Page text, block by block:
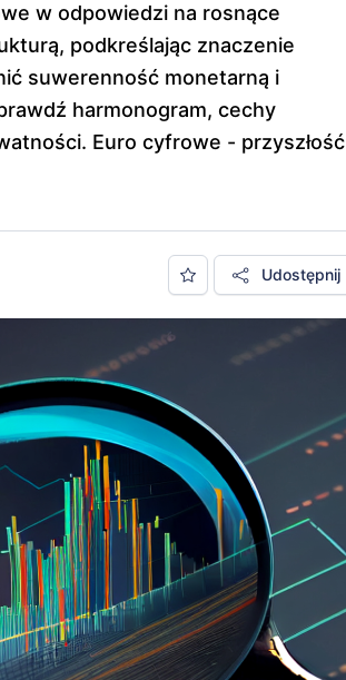
w odpowiedzi na rosnące
podkreślając znaczenie
suwerenność monetarną i
harmonogram, cechy
Euro cyfrowe - przyszłość
Udostępnij